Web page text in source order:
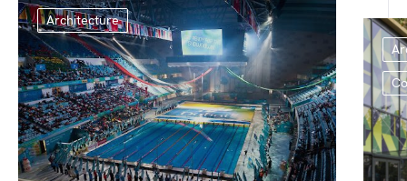
Architecture